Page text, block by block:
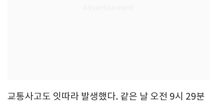
교통사고도 잇따라 발생했다. 같은 날 오전 9시 29분